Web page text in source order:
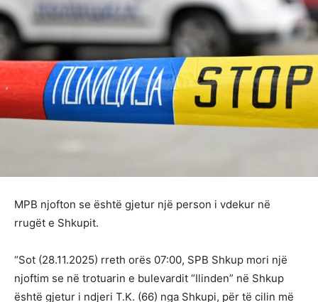
MPB njofton se është gjetur një person i vdekur në
rrugët e Shkupit.
“Sot (28.11.2025) rreth orës 07:00, SPB Shkup mori një
njoftim se në trotuarin e bulevardit “Ilinden” në Shkup
është gjetur i ndjeri T.K. (66) nga Shkupi, për të cilin më